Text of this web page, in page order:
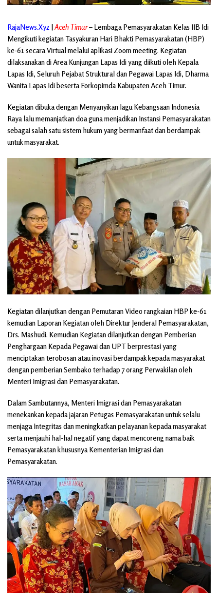
RajaNews.Xyz |Aceh Timur– Lembaga Pemasyarakatan Kelas IIB Idi
Mengikuti kegiatan Tasyakuran Hari Bhakti Pemasyarakatan (HBP)
ke-61 secara Virtual melalui aplikasi Zoom meeting. Kegiatan
dilaksanakan di Area Kunjungan Lapas Idi yang diikuti oleh Kepala
Lapas Idi, Seluruh Pejabat Struktural dan Pegawai Lapas Idi, Dharma
Wanita Lapas Idi beserta Forkopimda Kabupaten Aceh Timur.
Kegiatan dibuka dengan Menyanyikan lagu Kebangsaan Indonesia
Raya lalu memanjatkan doa guna menjadikan Instansi Pemasyarakatan
sebagai salah satu sistem hukum yang bermanfaat dan berdampak
untuk masyarakat.
Kegiatan dilanjutkan dengan Pemutaran Video rangkaian HBP ke-61
kemudian Laporan Kegiatan oleh Direktur Jenderal Pemasyarakatan,
Drs. Mashudi. Kemudian Kegiatan dilanjutkan dengan Pemberian
Penghargaan Kepada Pegawai dan UPT berprestasi yang
menciptakan terobosan atau inovasi berdampak kepada masyarakat
dengan pemberian Sembako terhadap 7 orang Perwakilan oleh
Menteri Imigrasi dan Pemasyarakatan.
Dalam Sambutannya, Menteri Imigrasi dan Pemasyarakatan
menekankan kepada jajaran Petugas Pemasyarakatan untuk selalu
menjaga Integritas dan meningkatkan pelayanan kepada masyarakat
serta menjauhi hal-hal negatif yang dapat mencoreng nama baik
Pemasyarakatan khususnya Kementerian Imigrasi dan
Pemasyarakatan.